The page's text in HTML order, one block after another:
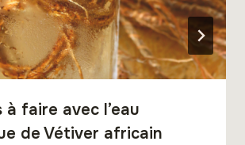
à faire avec l’eau
de Vétiver africain